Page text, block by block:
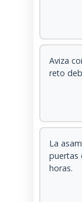
Aviza
reto
La
puertas
horas.